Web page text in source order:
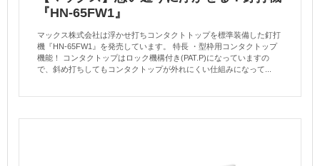
『HN-65FW1』
マックス株式会社は浮かせ打ちコンタクトトップを標準装備した釘打
機『HN-65FW1』を発売しています。 特長 ・型枠用コンタクトップ
機能！ コンタクトップはロック機構付き(PAT.P)になっていますの
で、斜め打ちしてもコンタクトップが外れにくい仕組みになって...